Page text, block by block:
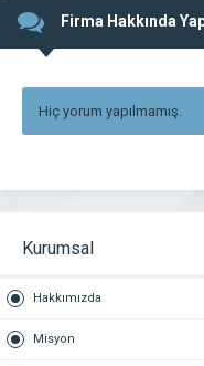
Firma Hakkında
Hiç yorum yapılmamış.
Kurumsal
Hakkımızda
Misyon